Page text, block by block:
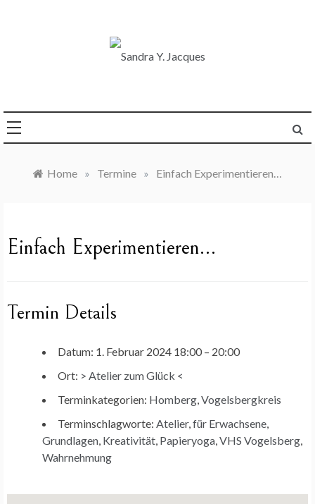
Home » Termine » Einfach Experimentieren…
Einfach Experimentieren…
Termin Details
Datum: 1. Februar 2024 18:00 – 20:00
Ort: > Atelier zum Glück <
Terminkategorien: Homberg,Vogelsbergkreis
Terminschlagworte: Atelier,für Erwachsene,
Grundlagen, Kreativität, Papieryoga,VHS Vogelsberg,
Wahrnehmung